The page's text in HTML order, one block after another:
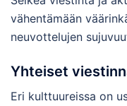
vähentämään
neuvottelujen
Yhteiset
Eri kulttuureissa on